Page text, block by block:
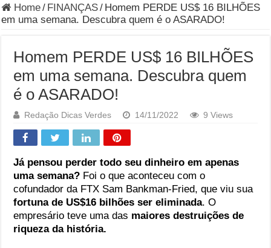
Grávida Pode Comer Pastrami? Saiba Quando o Consumo é
8 Bebidas saudáveis e ricas em eletrólitos: quais são e
Você sabe o que é uma Economia Circular?
Carta Psicografada de Isabella Nardoni : O que Diz a
Grávida pode comer picles e alimentos em conserva durante
Grávida pode comer Ceviche? Entenda os riscos na gravidez
Carta Psicografada João Hélio: Revelação, Paz e a Lei do
Carta Psicografada de Eduardo Campos
Home/ FINANÇAS/ Homem PERDE US$ 16 BILHÕES
em uma semana. Descubra quem é o ASARADO!
Homem PERDE US$ 16 BILHÕES
em uma semana. Descubra quem
é o ASARADO!
Redação Dicas Verdes 14/11/2022 9 Views
Já pensou perder todo seu dinheiro em apenas
uma semana? Foi o que aconteceu com o
cofundador da FTX Sam Bankman-Fried, que viu sua
fortuna de US$16 bilhões ser eliminada. O
empresário teve uma das maiores destruições de
riqueza da história.